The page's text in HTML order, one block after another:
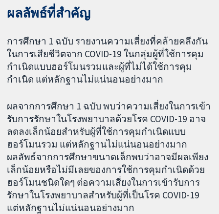
ผลลัพธ์ที่สำคัญ
การศึกษา 1 ฉบับ รายงานความเสี่ยงที่คล้ายคลึงกัน
ในการเสียชีวิตจาก COVID-19 ในกลุ่มผู้ที่ใช้การคุม
กำเนิดแบบฮอร์โมนรวมและผู้ที่ไม่ได้ใช้การคุม
กำเนิด แต่หลักฐานไม่แน่นอนอย่างมาก
ผลจากการศึกษา 1 ฉบับ พบว่าความเสี่ยงในการเข้า
รับการรักษาในโรงพยาบาลด้วยโรค COVID-19 อาจ
ลดลงเล็กน้อยสำหรับผู้ที่ใช้การคุมกำเนิดแบบ
ฮอร์โมนรวม แต่หลักฐานไม่แน่นอนอย่างมาก
ผลลัพธ์จากการศึกษาขนาดเล็กพบว่าอาจมีผลเพียง
เล็กน้อยหรือไม่มีเลยของการใช้การคุมกำเนิดด้วย
ฮอร์โมนชนิดใดๆ ต่อความเสี่ยงในการเข้ารับการ
รักษาในโรงพยาบาลสำหรับผู้ที่เป็นโรค COVID-19
แต่หลักฐานไม่แน่นอนอย่างมาก